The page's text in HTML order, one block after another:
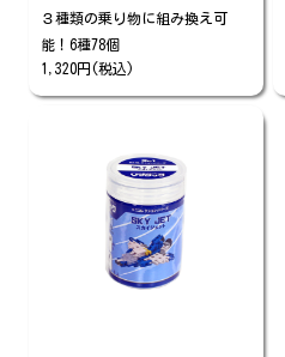
３種類の乗り物に組み換え可
能！6種78個
1,320円(税込)